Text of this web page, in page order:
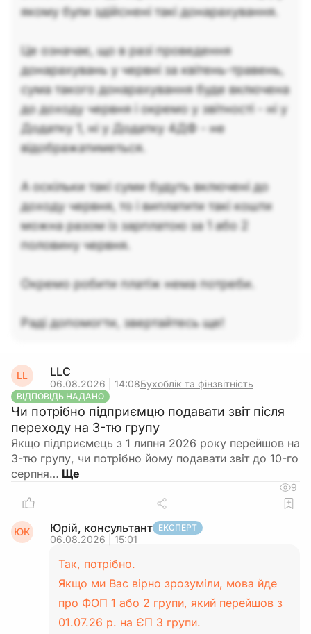
якому були здійснені такі донарахування.
Це означає, що в разі проведення
донарахувань у червні за квітень-травень,
сума такого донарахування буде включена
до доходу червня і окремо у звітності - ні у
Додатку 1, ні у Додатку 4ДФ - не
відображатиметься.
А оскільки такі суми будуть включені до
доходу червня, то і виплатити такі кошти
можна разом із зарплатою за 1 або 2
половину червня.
Окремо робити платіж нема потреби.
Раді допомогти, звертайтесь ще!
LL LLC
06.08.2026 | 14:08Бухоблік та фінзвітність
ВІДПОВІДЬ НАДАНО
Чи потрібно підприємцю подавати звіт після
переходу на 3-тю групу
Якщо підприємець з 1 липня 2026 року перейшов на
3-тю групу, чи потрібно йому подавати звіт до 10-го
серпня…
9
ЮК Юрій, консультант ЕКСПЕРТ
06.08.2026 | 15:01
Так, потрібно.
Якщо ми Вас вірно зрозуміли, мова йде
про ФОП 1 або 2 групи, який перейшов з
01.07.26 р. на ЄП 3 групи.